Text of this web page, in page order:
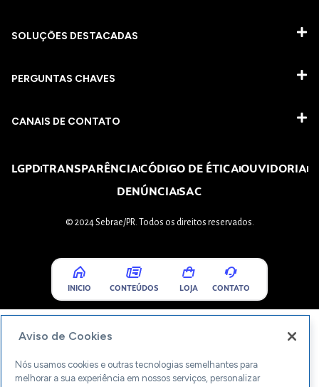
SOLUÇÕES DESTACADAS
PERGUNTAS CHAVES​
CANAIS DE CONTATO
LGPDTRANSPARÊNCIACÓDIGO DE ÉTICAOUVIDORIA
DENÚNCIASAC
© 2024 Sebrae/PR. Todos os direitos reservados.
INICIO CONTEÚDOS LOJA CONTATO
Aviso de Cookies
Nós usamos cookies e outras tecnologias semelhantes para
melhorar a sua experiência em nossos serviços, personalizar